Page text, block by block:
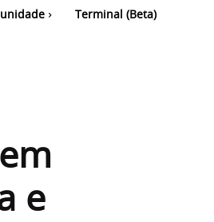
Terminal (Beta)
e